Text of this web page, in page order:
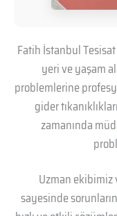
Fatih İstanbul
yeri ve yaşam
problemlerine
gider
zamanında
Uzman ekibimiz
sayesinde